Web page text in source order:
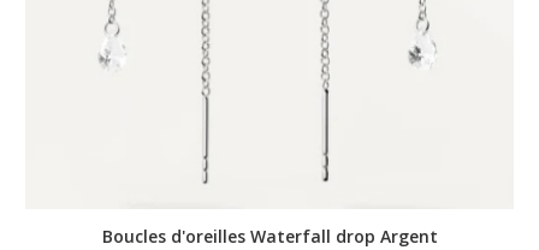
Boucles d'oreilles Waterfall drop Argent